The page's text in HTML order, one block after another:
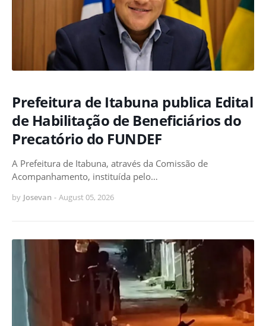
Prefeitura de Itabuna publica Edital
de Habilitação de Beneficiários do
Precatório do FUNDEF
A Prefeitura de Itabuna, através da Comissão de
Acompanhamento, instituída pelo…
by Josevan - August 05, 2026